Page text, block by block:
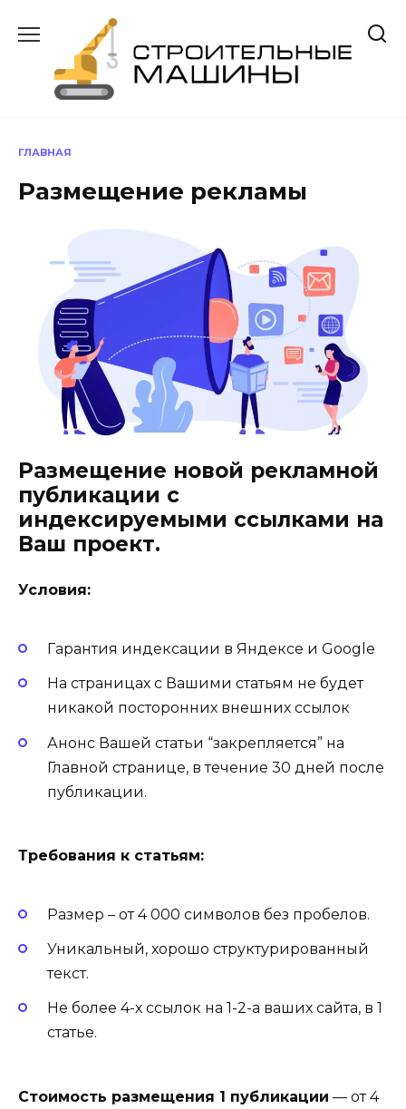
содержанию
ГЛАВНАЯ
Размещение рекламы
Размещение новой рекламной
публикации с
индексируемыми ссылками на
Ваш проект.
Условия:
Гарантия индексации в Яндексе и Google
На страницах с Вашими статьям не будет
никакой посторонних внешних ссылок
Анонс Вашей статьи “закрепляется” на
Главной странице, в течение 30 дней после
публикации.
Требования к статьям:
Размер – от 4 000 символов без пробелов.
Уникальный, хорошо структурированный
текст.
Не более 4-х ссылок на 1-2-а ваших сайта, в 1
статье.
Стоимость размещения 1 публикации — от 4